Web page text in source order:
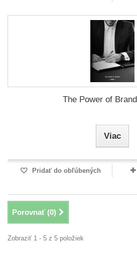
The Power of
Viac
Pridať do obľúbených
Porovnať (0)
Zobraziť 1 - 5 z 5 položiek